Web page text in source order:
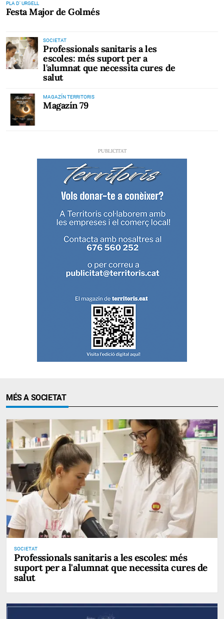
PLA D' URGELL
Festa Major de Golmés
SOCIETAT
Professionals sanitaris a les
escoles: més suport per a
l'alumnat que necessita cures de
salut
MAGAZÍN TERRITORIS
Magazín 79
MÉS A SOCIETAT
SOCIETAT
Professionals sanitaris a les escoles: més
suport per a l'alumnat que necessita cures de
salut